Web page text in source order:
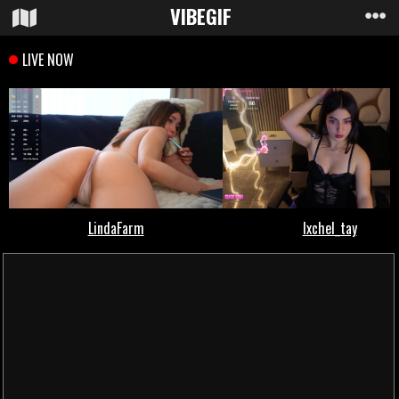
VIBEGIF